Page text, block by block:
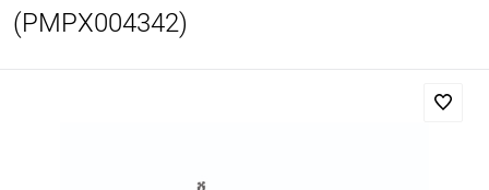
(PMPX004342)